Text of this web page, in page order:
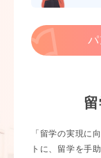
パ
「留学の実現に
トに、留学を手